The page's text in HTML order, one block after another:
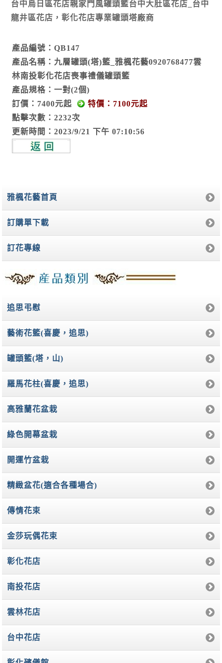
台中烏日區花店親家門風罐頭籃台中大肚區花店_台中
龍井區花店，彰化花店專業罐頭塔廠商
產品編號：QB147
產品名稱：九層罐頭(塔)籃_雅楓花藝0920768477雲
林南投彰化花店喪事禮儀罐頭籃
產品規格：一對(2個)
訂價：7400元起
特價：7100元起
點擊次數：2232次
更新時間：2023/9/21 下午 07:10:56
雅楓花藝首頁
訂購單下載
訂花專線
追思弔慰
藝術花籃(喜慶，追思)
罐頭籃(塔，山)
羅馬花柱(喜慶，追思)
高雅蘭花盆栽
綠色開幕盆栽
開運竹盆栽
精緻盆花(適合各種場合)
傳情花束
金莎玩偶花束
彰化花店
南投花店
雲林花店
台中花店